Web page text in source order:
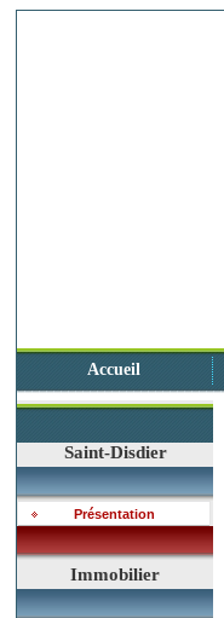
Accueil
Saint-Disdier
Présentation
Immobilier